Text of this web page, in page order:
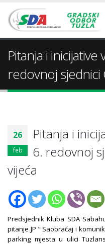
Pitanja i inicijative
redovnoj sjednici
26
feb
Pitanja i
6. redovnoj
vijeća
Predsjednik Kluba SDA
pitanje JP ” Saobraćaj i
parking mjesta u ulici